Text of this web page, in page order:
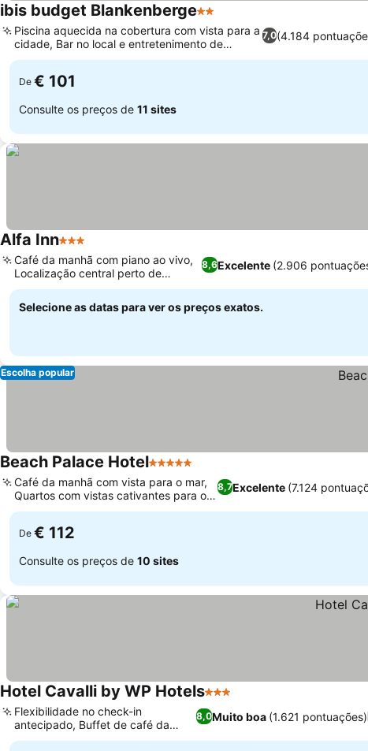
ibis budget Blankenberge2 Estrelas
7,0(4.184
Piscina aquecida na cobertura com vista para a
cidade, Bar no local e entretenimento de
cassino
De € 101
Consulte os preços de 11 sites
Alfa Inn3 Estrelas
8,6Excelente (2.906
Café da manhã com piano ao vivo,
Localização central perto de
atrações
Selecione as datas para ver os preços exatos.
Escolha popular
Beach Palace Hotel5 Estrelas
8,7Excelente (7.124
Café da manhã com vista para o mar,
Quartos com vistas cativantes para o
porto
De € 112
Consulte os preços de 10 sites
Hotel Cavalli by WP Hotels3 Estrelas
8,0Muito boa (1.621 pontuações)
Flexibilidade no check-in
antecipado, Buffet de café da
manhã fresco